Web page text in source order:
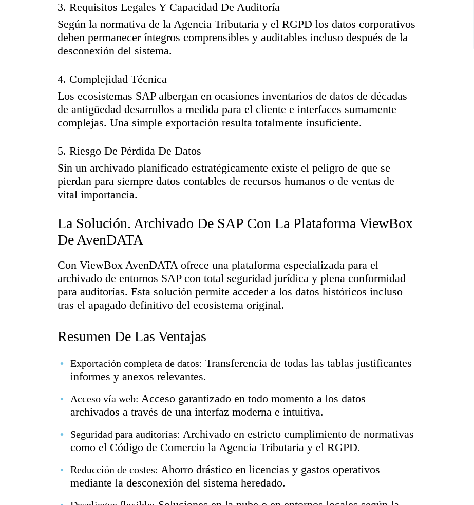
3. Requisitos Legales Y Capacidad De Auditoría
Según la normativa de la Agencia Tributaria y el RGPD los datos corporativos
deben permanecer íntegros comprensibles y auditables incluso después de la
desconexión del sistema.
4. Complejidad Técnica
Los ecosistemas SAP albergan en ocasiones inventarios de datos de décadas
de antigüedad desarrollos a medida para el cliente e interfaces sumamente
complejas. Una simple exportación resulta totalmente insuficiente.
5. Riesgo De Pérdida De Datos
Sin un archivado planificado estratégicamente existe el peligro de que se
pierdan para siempre datos contables de recursos humanos o de ventas de
vital importancia.
La Solución. Archivado De SAP Con La Plataforma ViewBox
De AvenDATA
Con ViewBox AvenDATA ofrece una plataforma especializada para el
archivado de entornos SAP con total seguridad jurídica y plena conformidad
para auditorías. Esta solución permite acceder a los datos históricos incluso
tras el apagado definitivo del ecosistema original.
Resumen De Las Ventajas
Exportación completa de datos: Transferencia de todas las tablas justificantes
informes y anexos relevantes.
Acceso vía web: Acceso garantizado en todo momento a los datos
archivados a través de una interfaz moderna e intuitiva.
Seguridad para auditorías: Archivado en estricto cumplimiento de normativas
como el Código de Comercio la Agencia Tributaria y el RGPD.
Reducción de costes: Ahorro drástico en licencias y gastos operativos
mediante la desconexión del sistema heredado.